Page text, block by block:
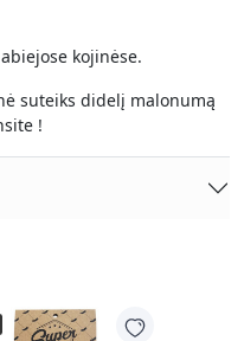
kojinėse.
suteiks didelį malonumą
!